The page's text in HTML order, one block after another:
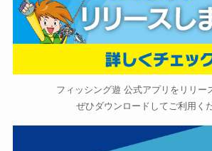
フィッシング遊 公式アプリをリリー
ぜひダウンロードしてご利用く